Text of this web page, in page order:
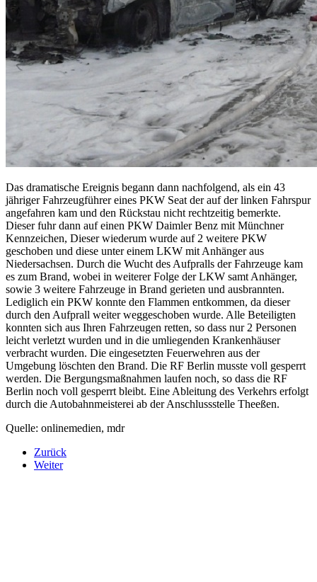
Das dramatische Ereignis begann dann nachfolgend, als ein 43
jähriger Fahrzeugführer eines PKW Seat der auf der linken Fahrspur
angefahren kam und den Rückstau nicht rechtzeitig bemerkte.
Dieser fuhr dann auf einen PKW Daimler Benz mit Münchner
Kennzeichen, Dieser wiederum wurde auf 2 weitere PKW
geschoben und diese unter einem LKW mit Anhänger aus
Niedersachsen. Durch die Wucht des Aufpralls der Fahrzeuge kam
es zum Brand, wobei in weiterer Folge der LKW samt Anhänger,
sowie 3 weitere Fahrzeuge in Brand gerieten und ausbrannten.
Lediglich ein PKW konnte den Flammen entkommen, da dieser
durch den Aufprall weiter weggeschoben wurde. Alle Beteiligten
konnten sich aus Ihren Fahrzeugen retten, so dass nur 2 Personen
leicht verletzt wurden und in die umliegenden Krankenhäuser
verbracht wurden. Die eingesetzten Feuerwehren aus der
Umgebung löschten den Brand. Die RF Berlin musste voll gesperrt
werden. Die Bergungsmaßnahmen laufen noch, so dass die RF
Berlin noch voll gesperrt bleibt. Eine Ableitung des Verkehrs erfolgt
durch die Autobahnmeisterei ab der Anschlussstelle Theeßen.
Quelle: onlinemedien, mdr
Zurück
Weiter